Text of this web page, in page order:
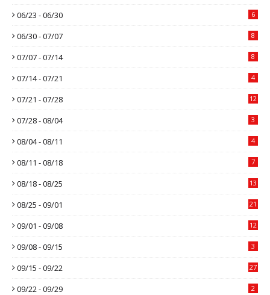
06/23 - 06/30 6
06/30 - 07/07 8
07/07 - 07/14 8
07/14 - 07/21 4
07/21 - 07/28 12
07/28 - 08/04 3
08/04 - 08/11 4
08/11 - 08/18 7
08/18 - 08/25 13
08/25 - 09/01 21
09/01 - 09/08 12
09/08 - 09/15 3
09/15 - 09/22 27
09/22 - 09/29 2